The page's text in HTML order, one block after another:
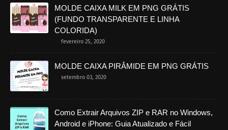
MOLDE CAIXA MILK EM PNG GRÁTIS
(FUNDO TRANSPARENTE E LINHA
COLORIDA)
fevereiro 25, 2020
MOLDE CAIXA PIRÂMIDE EM PNG GRÁTIS
setembro 03, 2020
Como Extrair Arquivos ZIP e RAR no Windows,
Android e iPhone: Guia Atualizado e Fácil